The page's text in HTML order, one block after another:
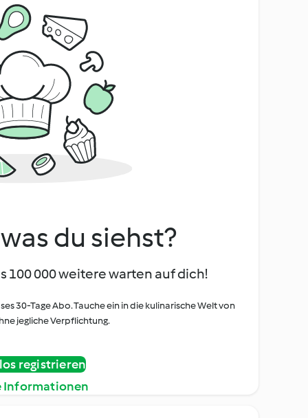
du siehst?
100 000 weitere warten auf dich!
30-Tage Abo. Tauche ein in die kulinarische Welt von
jegliche Verpflichtung.
registrieren
Informationen